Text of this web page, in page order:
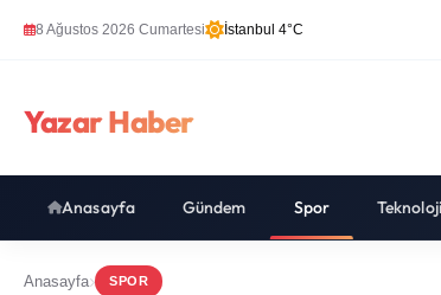
8 Ağustos 2026 Cumartesi İstanbul 4°C
Yazar Haber
Anasayfa Gündem Spor Teknoloji
Anasayfa SPOR